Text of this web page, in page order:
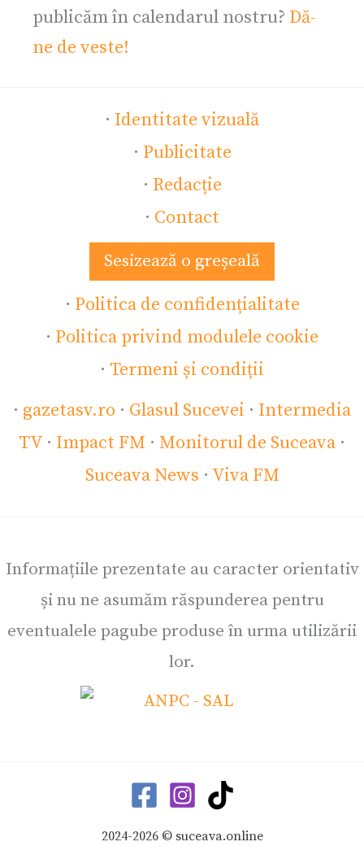
publicăm în calendarul nostru? Dă-
ne de veste!
· Identitate vizuală
· Publicitate
· Redacție
· Contact
Sesizează o greșeală
· Politica de confidențialitate
· Politica privind modulele cookie
· Termeni și condiții
· gazetasv.ro · Glasul Sucevei · Intermedia
TV · Impact FM · Monitorul de Suceava ·
Suceava News · Viva FM
Informațiile prezentate au caracter orientativ
și nu ne asumăm răspunderea pentru
eventualele pagube produse în urma utilizării
lor.
2024-2026 © suceava.online